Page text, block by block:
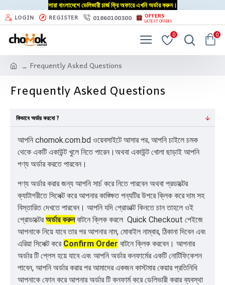
সারা বাংলাদেশে ডেলিভারী চার্জ ফ্রি অফারে এখনি অর্ডার করুন।
LOGIN REGISTER 01860100300 OFFERS
LATEST OFFERS
0 0
Frequently Asked Questions
Frequently Asked Questions
কিভাবে অর্ডার করবো ?
আপনি chomok.com.bd ওয়েবসাইটে আসার পর, আপনি চাইলে চমক
থেকে একটি একাউন্ট খুলে নিতে পারেন। অথবা একাউন্ট খোলা ছাড়াই আপনি
পণ্য অর্ডার করতে পারবেন।
পণ্য অর্ডার করার জন্য আপনি সার্চ করে নিতে পারবেন অথবা প্রডাক্টের
ক্যাটাগরীতে সিলেক্ট করে আপনার কাঙ্ক্ষিত পন্যটির উপরে ক্লিক করে দাম সহ
বিস্তারিত দেখতে পারবেন। আপনি যদি প্রোডাক্ট কিনতে চান তাহলে ওই
প্রোডাক্টেরঅর্ডার করুন বাটনে ক্লিক করলে Quick Checkout পেইজে
আপনাকে নিয়ে যাবে তার পর আপনার নাম, মোবাইল নাম্বার, ঠিকানা দিবেন এবং
এরিয়া সিলেক্ট করে Confirm Order বাটনে ক্লিক করবেন। আপনার
অর্ডার টি প্লেস হয়ে যাবে এবং আপনি অর্ডার কনফার্মের একটি নোটিফিকেশন
পাবেন, আপনি অর্ডার করার পর আমাদের একজন কাস্টমার কেয়ার প্রতিনিধি
আপনাকে ফোন করে আপনার অর্ডার টি কনফার্ম করে ডেলিভারী করার ব্যবস্থা